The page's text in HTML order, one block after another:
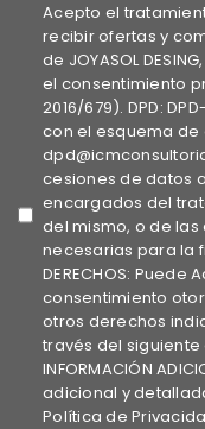
Acepto el
recibir ofertas y
de JOYASOL
el consentimiento
2016/679). DPD:
con el esquema de
cesiones de datos
encargados del
del mismo, o de
necesarias para la
DERECHOS: Puede
consentimiento
otros derechos
través del siguiente
INFORMACIÓN
adicional y
Política de